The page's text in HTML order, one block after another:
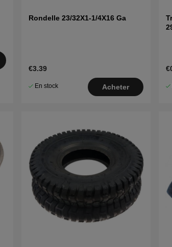
Rondelle 23/32X1-1/4X16 Ga
€3.39
En stock Acheter